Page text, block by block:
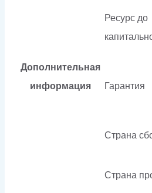
Дополнительная
информация
Ресурс до
Гарантия
Страна
Страна